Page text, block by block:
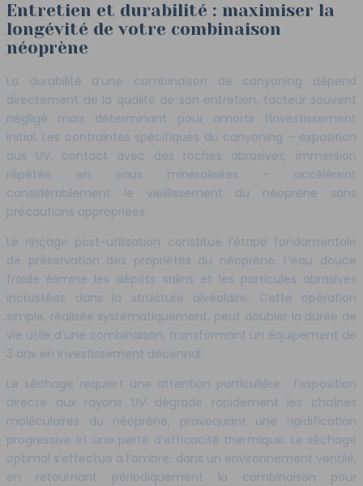
Entretien et durabilité : maximiser la
longévité de votre combinaison
néoprène
La durabilité d’une combinaison de canyoning dépend
directement de la qualité de son entretien, facteur souvent
négligé mais déterminant pour amortir l’investissement
initial. Les contraintes spécifiques du canyoning – exposition
aux UV, contact avec des roches abrasives, immersion
répétée en eaux minéralisées – accélèrent
considérablement le vieillissement du néoprène sans
précautions appropriées.
Le rinçage post-utilisation constitue l’étape fondamentale
de préservation des propriétés du néoprène. L’eau douce
froide élimine les dépôts salins et les particules abrasives
incrustées dans la structure alvéolaire. Cette opération
simple, réalisée systématiquement, peut doubler la durée de
vie utile d’une combinaison, transformant un équipement de
3 ans en investissement décennal.
Le séchage requiert une attention particulière : l’exposition
directe aux rayons UV dégrade rapidement les chaînes
moléculaires du néoprène, provoquant une rigidification
progressive et une perte d’efficacité thermique. Le séchage
optimal s’effectue à l’ombre, dans un environnement ventilé,
en retournant périodiquement la combinaison pour